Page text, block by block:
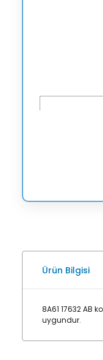
Ürün Bilgisi
8A61 17632 AB
uygundur.